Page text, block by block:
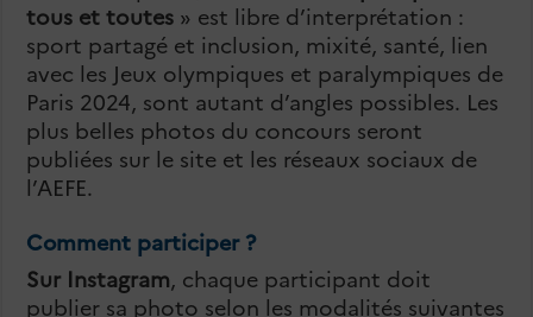
tous et toutes » est libre d’interprétation :
sport partagé et inclusion, mixité, santé, lien
avec les Jeux olympiques et paralympiques de
Paris 2024, sont autant d’angles possibles. Les
plus belles photos du concours seront
publiées sur le site et les réseaux sociaux de
l’AEFE.
Comment participer ?
Sur Instagram, chaque participant doit
publier sa photo selon les modalités suivantes